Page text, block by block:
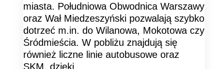
miasta. Południowa Obwodnica Warszawy
oraz Wał Miedzeszyński pozwalają szybko
dotrzeć m.in. do Wilanowa, Mokotowa czy
Śródmieścia. W pobliżu znajdują się
również liczne linie autobusowe oraz
SKM, dzięki